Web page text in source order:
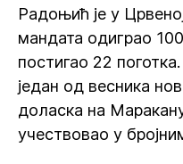
Радоњић је у
мандата одиграо
постигао 22
један од весника
доласка на
учествовао у